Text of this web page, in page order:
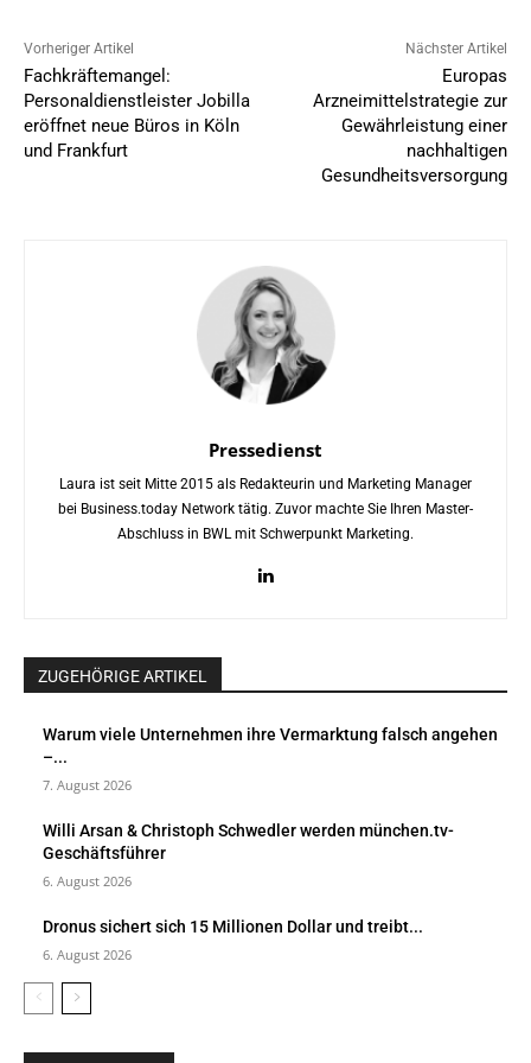
Vorheriger Artikel
Fachkräftemangel:
Personaldienstleister Jobilla
eröffnet neue Büros in Köln
und Frankfurt
Nächster Artikel
Europas
Arzneimittelstrategie zur
Gewährleistung einer
nachhaltigen
Gesundheitsversorgung
Pressedienst
Laura ist seit Mitte 2015 als Redakteurin und Marketing Manager
bei Business.today Network tätig. Zuvor machte Sie Ihren Master-
Abschluss in BWL mit Schwerpunkt Marketing.
ZUGEHÖRIGE ARTIKEL
Warum viele Unternehmen ihre Vermarktung falsch angehen
–...
7. August 2026
Willi Arsan & Christoph Schwedler werden münchen.tv-
Geschäftsführer
6. August 2026
Dronus sichert sich 15 Millionen Dollar und treibt...
6. August 2026